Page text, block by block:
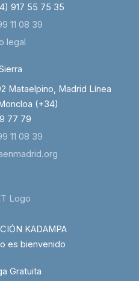
917 55 75 35
11 08 39
legal
Mataelpino, Madrid Línea
(+34)
77 79
11 08 39
KADAMPA
es bienvenido
Gratuita